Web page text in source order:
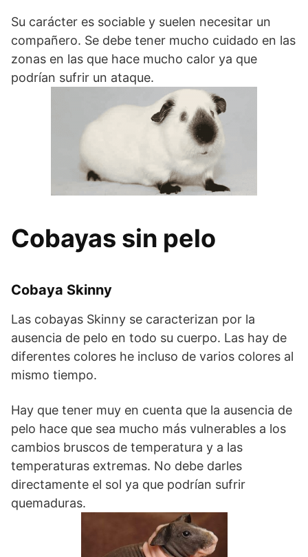
Su carácter es sociable y suelen necesitar un
compañero. Se debe tener mucho cuidado en las
zonas en las que hace mucho calor ya que
podrían sufrir un ataque.
Cobayas sin pelo
Cobaya Skinny
Las cobayas Skinny se caracterizan por la
ausencia de pelo en todo su cuerpo. Las hay de
diferentes colores he incluso de varios colores al
mismo tiempo.
Hay que tener muy en cuenta que la ausencia de
pelo hace que sea mucho más vulnerables a los
cambios bruscos de temperatura y a las
temperaturas extremas. No debe darles
directamente el sol ya que podrían sufrir
quemaduras.